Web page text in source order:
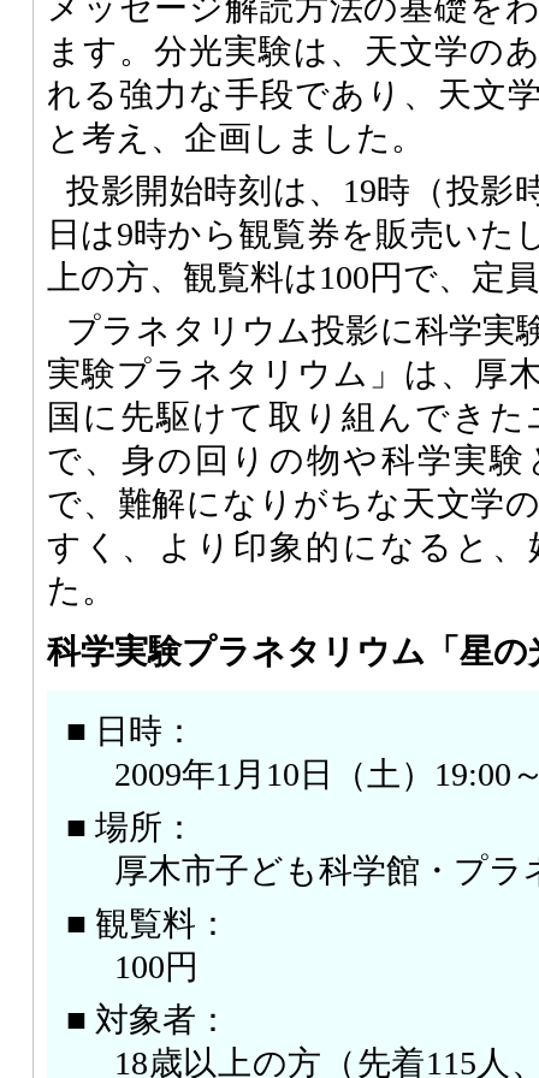
ます。分光実験は、天文学の
れる強力な手段であり、天文
と考え、企画しました。
投影開始時刻は、19時（投影
日は9時から観覧券を販売いた
上の方、観覧料は100円で、定
プラネタリウム投影に科学実
実験プラネタリウム」は、厚
国に先駆けて取り組んでき
で、身の回りの物や科学実
で、難解になりがちな天文学
すく、より印象的になると
た。
科学実験プラネタリウム「星
■ 日時：
2009年1月10日（土）19:00
■ 場所：
厚木市子ども科学館・プラ
■ 観覧料：
100円
■ 対象者：
18歳以上の方（先着115人